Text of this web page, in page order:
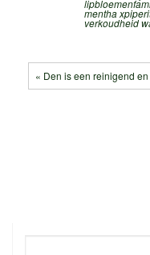
mentha
verkoudheid
« Den is een reinigend